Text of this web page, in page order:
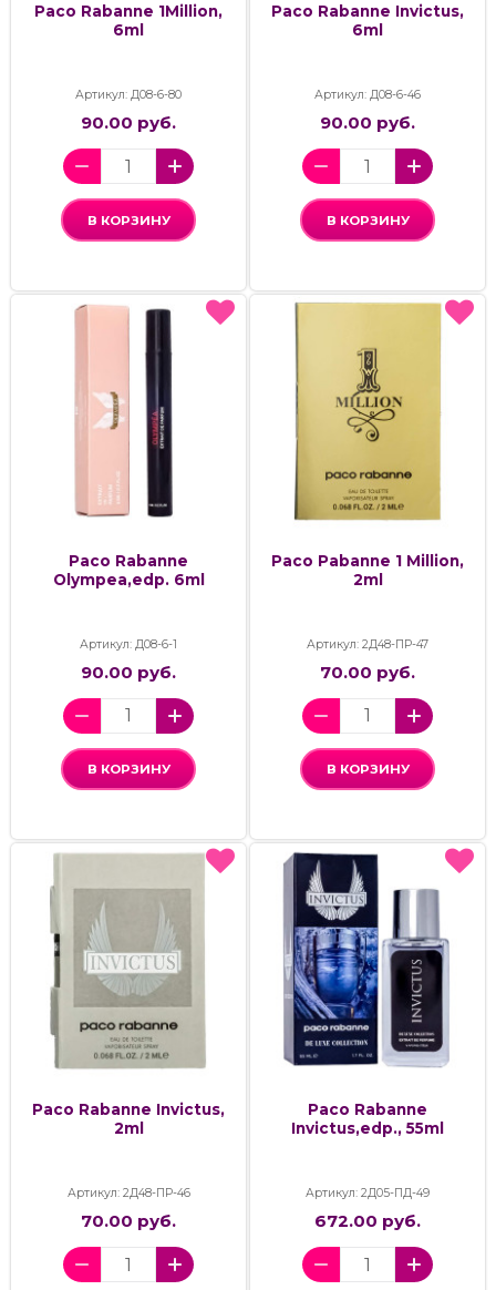
Paco Rabanne 1Million,
6ml
Артикул: Д08-6-80
90.00 руб.
В КОРЗИНУ
Paco Rabanne Invictus,
6ml
Артикул: Д08-6-46
90.00 руб.
В КОРЗИНУ
Paco Rabanne
Olympea,edp. 6ml
Артикул: Д08-6-1
90.00 руб.
В КОРЗИНУ
Paco Pabanne 1 Million,
2ml
Артикул: 2Д48-ПР-47
70.00 руб.
В КОРЗИНУ
Paco Rabanne Invictus,
2ml
Артикул: 2Д48-ПР-46
70.00 руб.
Paco Rabanne
Invictus,edp., 55ml
Артикул: 2Д05-ПД-49
672.00 руб.